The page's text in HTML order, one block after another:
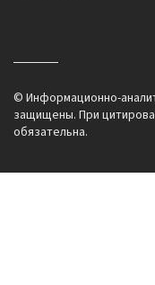
© Информационно-
защищены. При
обязательна.